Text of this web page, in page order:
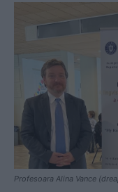
Profesoara Alina Vance